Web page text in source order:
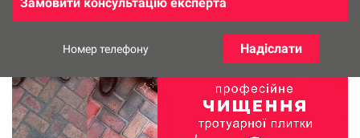
Замовити консультацію експерта
Номер телефону Надіслати